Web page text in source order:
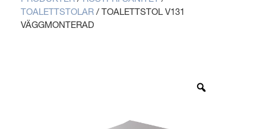
TOALETTSTOLAR / TOALETTSTOL V131
VÄGGMONTERAD